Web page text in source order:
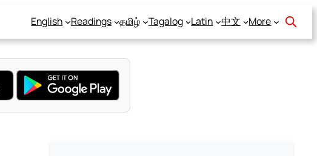
English Readings தமிழ் Tagalog Latin 中文 More